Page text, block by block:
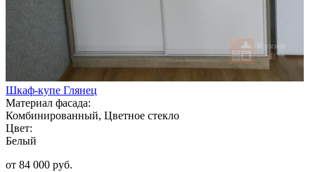
Шкаф-купе Глянец
Материал фасада:
Комбинированный, Цветное стекло
Цвет:
Белый
от 84 000 руб.